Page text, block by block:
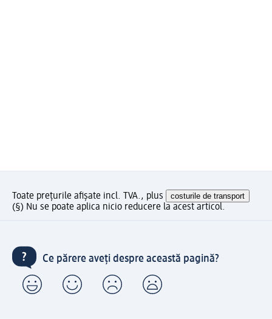
Toate prețurile afișate incl. TVA., plus costurile de transport
(§) Nu se poate aplica nicio reducere la acest articol.
Ce părere aveți despre această pagină?